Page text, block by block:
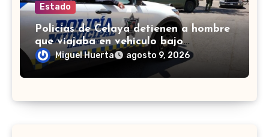
Estado
Policías de Celaya detienen a hombre
que viajaba en vehículo bajo
investigación
Miguel Huerta agosto 9, 2026